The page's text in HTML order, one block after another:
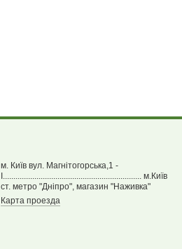
м. Київ вул. Магнітогорська,1 -
І.................................................................. м.Київ
ст. метро "Дніпро", магазин "Наживка"
Карта проезда